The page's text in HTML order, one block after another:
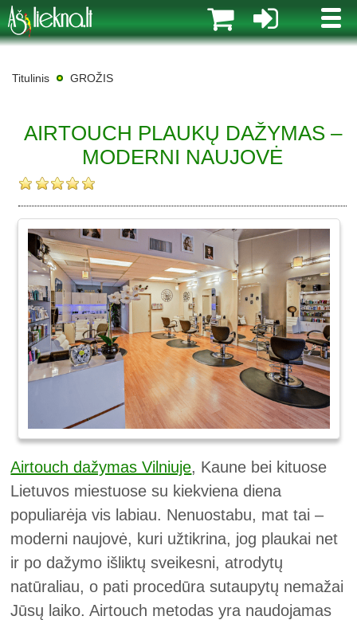
MENIU
Titulinis GROŽIS
AIRTOUCH PLAUKŲ DAŽYMAS –
MODERNI NAUJOVĖ
Airtouch dažymas Vilniuje, Kaune bei kituose
Lietuvos miestuose su kiekviena diena
populiarėja vis labiau. Nenuostabu, mat tai –
moderni naujovė, kuri užtikrina, jog plaukai net
ir po dažymo išliktų sveikesni, atrodytų
natūraliau, o pati procedūra sutaupytų nemažai
Jūsų laiko. Airtouch metodas yra naudojamas